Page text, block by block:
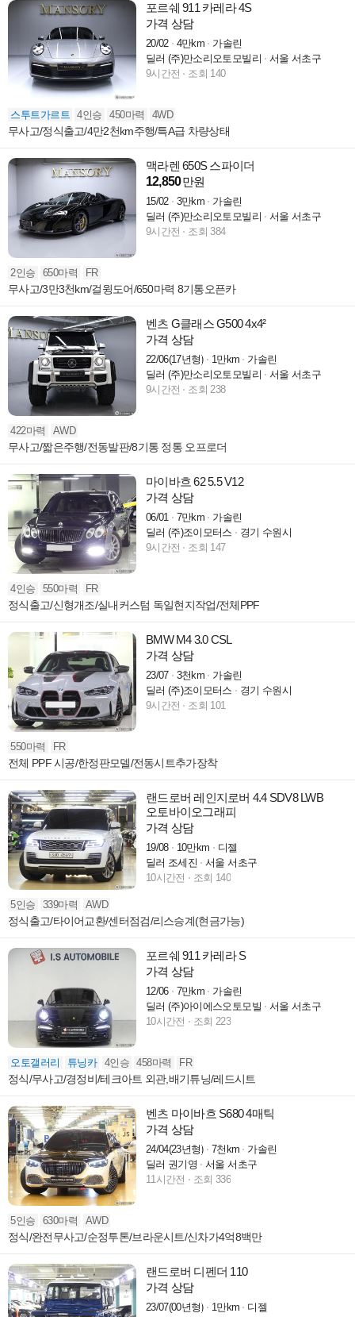
포르쉐 911 카레라 4S
가격 상담
20/02 4만km
가솔린
딜러 (주)만소리오토모빌리
서울 서초구
9시간전
조회 140
스투트가르트 4인승 450마력 4WD
무사고/정식출고/4만2천km주행/특A급 차량상태
맥라렌 650S 스파이더
12,850만원
15/02 3만km
가솔린
딜러 (주)만소리오토모빌리
서울 서초구
9시간전
조회 384
2인승 650마력 FR
무사고/3만3천km/걸윙도어/650마력 8기통오픈카
벤츠 G클래스 G500 4x4²
가격 상담
22/06(17년형) 1만km
가솔린
딜러 (주)만소리오토모빌리
서울 서초구
9시간전
조회 238
422마력 AWD
무사고/짧은주행/전동발판/8기통 정통 오프로더
마이바흐 62 5.5 V12
가격 상담
06/01 7만km
가솔린
딜러 (주)조이모터스
경기 수원시
9시간전
조회 147
4인승 550마력 FR
정식출고/신형개조/실내커스텀 독일현지작업/전체PPF
BMW M4 3.0 CSL
가격 상담
23/07 3천km
가솔린
딜러 (주)조이모터스
경기 수원시
9시간전
조회 101
550마력 FR
전체 PPF 시공/한정판모델/전동시트추가장착
랜드로버 레인지로버 4.4 SDV8 LWB
오토바이오그래피
가격 상담
19/08 10만km
디젤
딜러 조세진
서울 서초구
10시간전
조회 140
5인승 339마력 AWD
정식출고/타이어교환/센터점검/리스승계(현금가능)
포르쉐 911 카레라 S
가격 상담
12/06 7만km
가솔린
딜러 (주)아이에스오토모빌
서울 서초구
10시간전
조회 223
오토갤러리 튜닝카 4인승 458마력 FR
정식/무사고/경정비/테크아트 외관,배기튜닝/레드시트
벤츠 마이바흐 S680 4매틱
가격 상담
24/04(23년형) 7천km
가솔린
딜러 권기영
서울 서초구
11시간전
조회 336
5인승 630마력 AWD
정식/완전무사고/순정투톤/브라운시트/신차가4억8백만
랜드로버 디펜더 110
가격 상담
23/07(00년형) 1만km
디젤